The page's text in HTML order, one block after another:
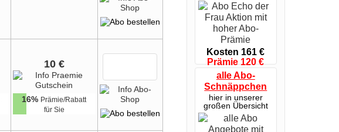
10 €
16% Prämie/Rabatt
für Sie
Kosten 161 €
Prämie 120 €
nur bis 09.08.26
alle Abo-
Schnäppchen
hier in unserer
großen Übersicht